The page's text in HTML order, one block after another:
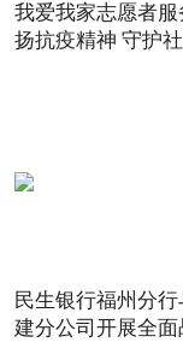
我爱我家志愿者服
扬抗疫精神 守护
民生银行福州分
建分公司开展全